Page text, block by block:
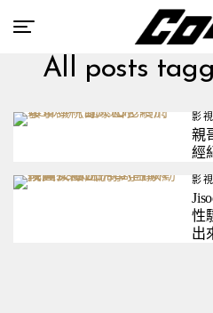
All posts
影視
親
經
影視
性
出